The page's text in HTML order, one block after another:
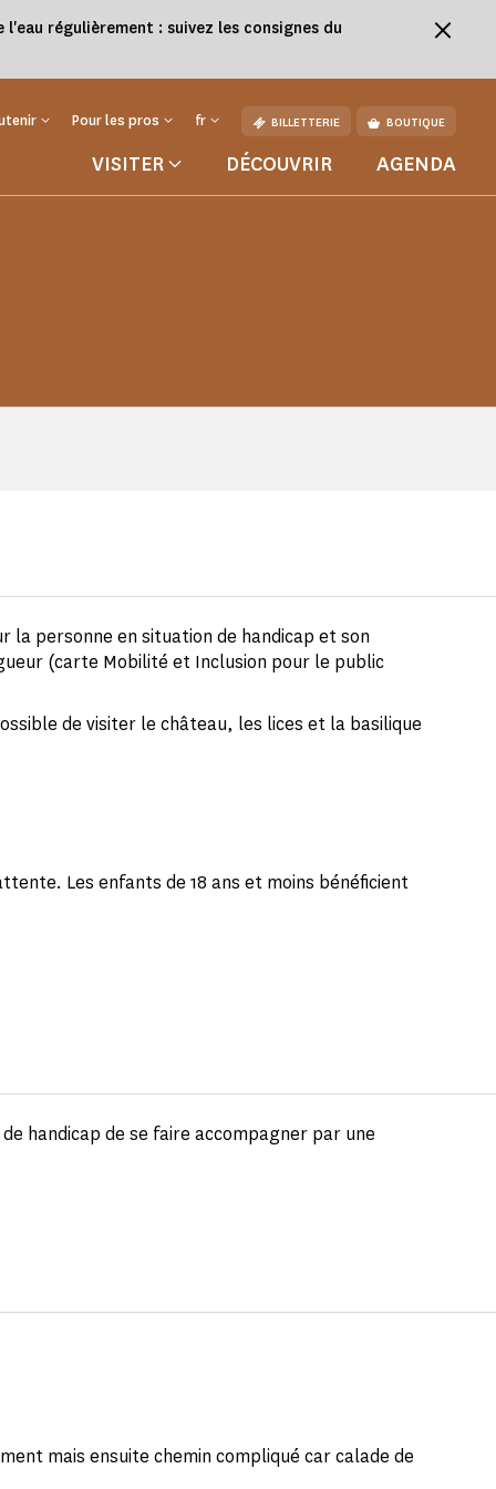
l'eau régulièrement : suivez les consignes du
Pour les pros fr BILLETTERIE BOUTIQUE
VISITER DÉCOUVRIR AGENDA
la personne en situation de handicap et son
(carte Mobilité et Inclusion pour le public
de visiter le château, les lices et la basilique
Les enfants de 18 ans et moins bénéficient
handicap de se faire accompagner par une
mais ensuite chemin compliqué car calade de